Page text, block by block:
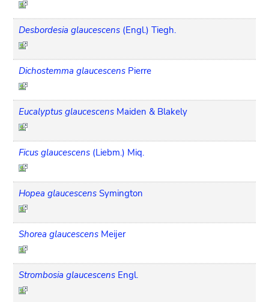
Desbordesia glaucescens (Engl.) Tiegh.
Dichostemma glaucescens Pierre
Eucalyptus glaucescens Maiden & Blakely
Ficus glaucescens (Liebm.) Miq.
Hopea glaucescens Symington
Shorea glaucescens Meijer
Strombosia glaucescens Engl.